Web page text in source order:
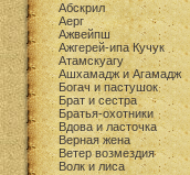
Абскрил
Аерг
Ажвейпш
Ажгерей-ипа Кучук
Атамскуагу
Ашхамадж и Агамадж
Богач и пастушок
Брат и сестра
Братья-охотники
Вдова и ласточка
Верная жена
Ветер возмездия
Волк и лиса